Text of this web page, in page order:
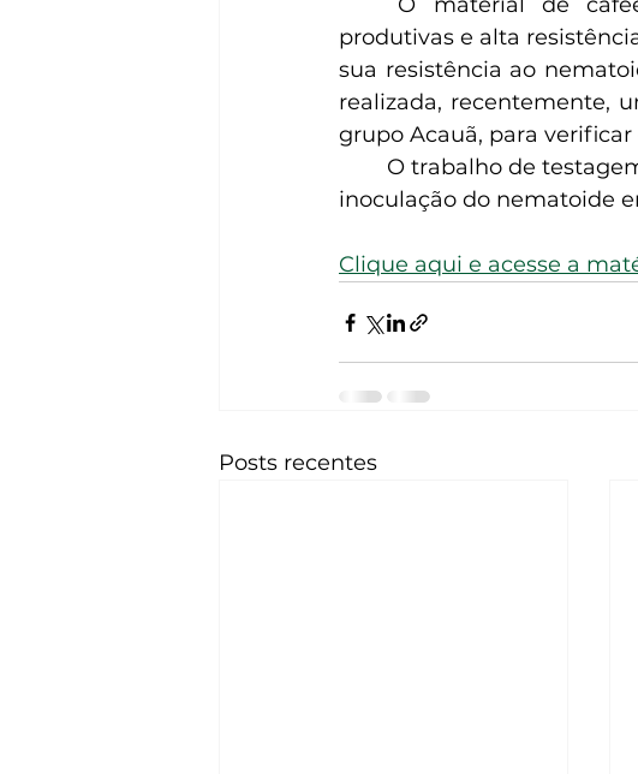
produtivas e alta
sua resistência ao
realizada, recentemente,
grupo Acauã, para
inoculação do nematoide
Clique aqui e acesse a
Posts recentes